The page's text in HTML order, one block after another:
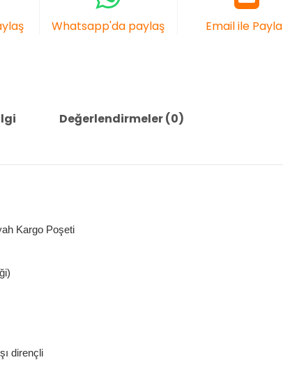
Whatsapp'da paylaş Email ile
Değerlendirmeler (0)
Kargo Poşeti
dirençli